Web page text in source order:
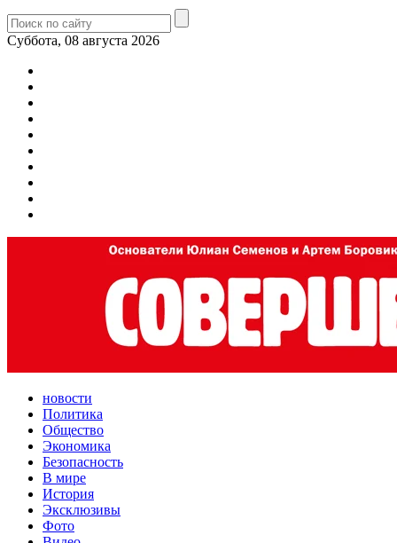
Суббота, 08 августа 2026
новости
Политика
Общество
Экономика
Безопасность
В мире
История
Эксклюзивы
Фото